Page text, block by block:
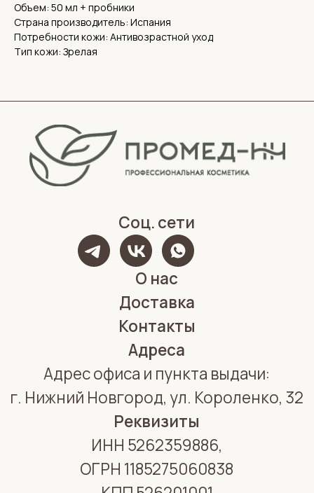
Объем: 50 мл + пробники
Страна производитель: Испания
Потребности кожи: Антивозрастной уход
Тип кожи: Зрелая